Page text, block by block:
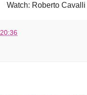
Watch: Roberto Cavalli
20:36